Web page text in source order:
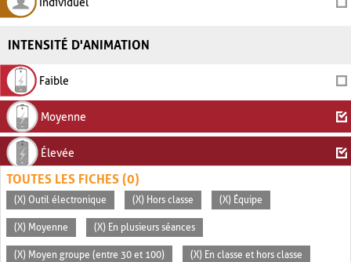
INTENSITÉ D'ANIMATION
Faible
Moyenne
Élevée
TOUTES LES FICHES (0)
(X) Outil électronique (X) Hors classe (X) Équipe
(X) Moyenne (X) En plusieurs séances
(X) Moyen groupe (entre 30 et 100) (X) En classe et hors classe